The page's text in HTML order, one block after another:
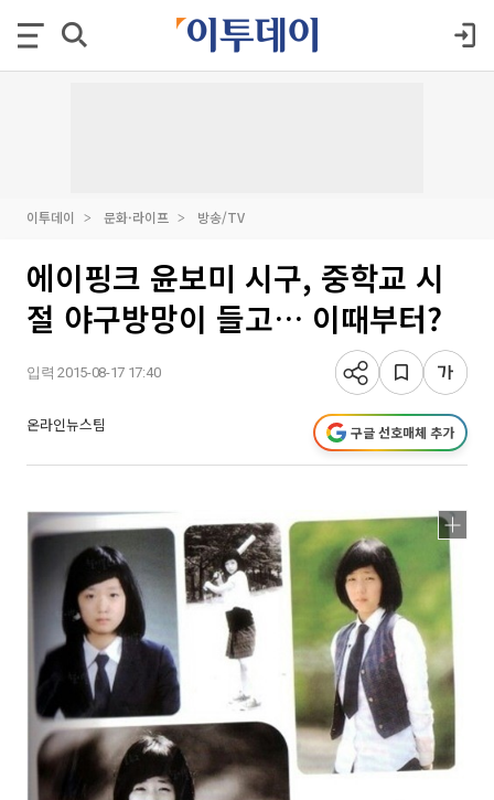
이투데이 문화·라이프 방송/TV
에이핑크 윤보미 시구, 중학교 시
절 야구방망이 들고… 이때부터?
입력 2015-08-17 17:40
온라인뉴스팀 구글 선호매체 추가